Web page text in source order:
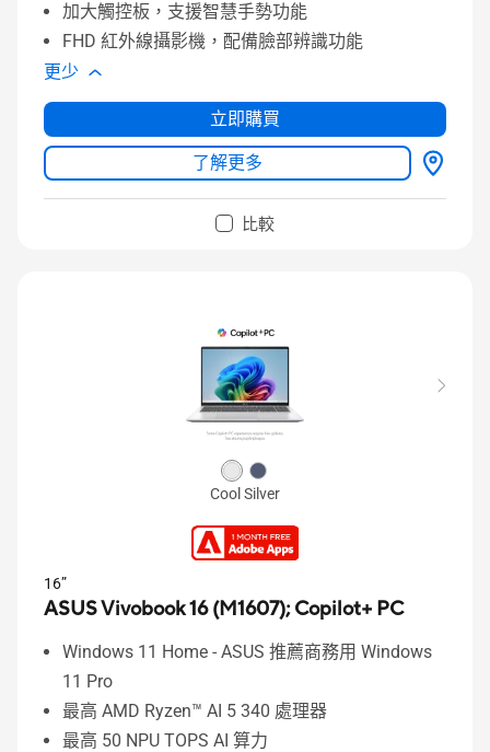
加大觸控板，支援智慧手勢功能
FHD 紅外線攝影機，配備臉部辨識功能
更少
立即購買
了解更多
比較
Cool Silver
16”
ASUS Vivobook 16 (M1607);Copilot+ PC
Windows 11 Home - ASUS 推薦商務用 Windows
11 Pro
最高 AMD Ryzen™ AI 5 340 處理器
最高 50 NPU TOPS AI 算力